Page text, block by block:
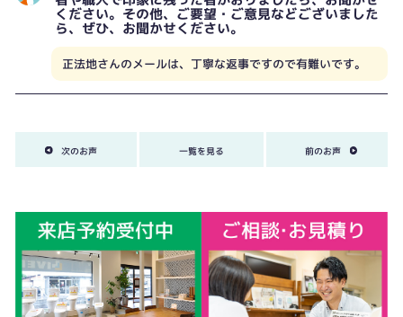
ください。その他、ご要望・ご意見などございました
ら、ぜひ、お聞かせください。
正法地さんのメールは、丁寧な返事ですので有難いです。
次のお声 一覧を見る 前のお声